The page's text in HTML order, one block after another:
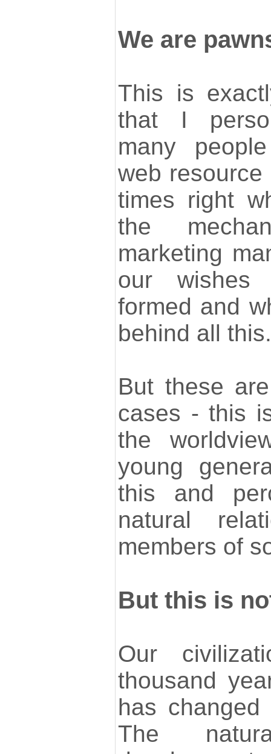
We are
This is
that I
many
web
times right
the
marketing
our wishes
formed and
behind all this.
But these
cases - this
the
young
this and
natural
members of
But this is
Our
thousand
has changed
The